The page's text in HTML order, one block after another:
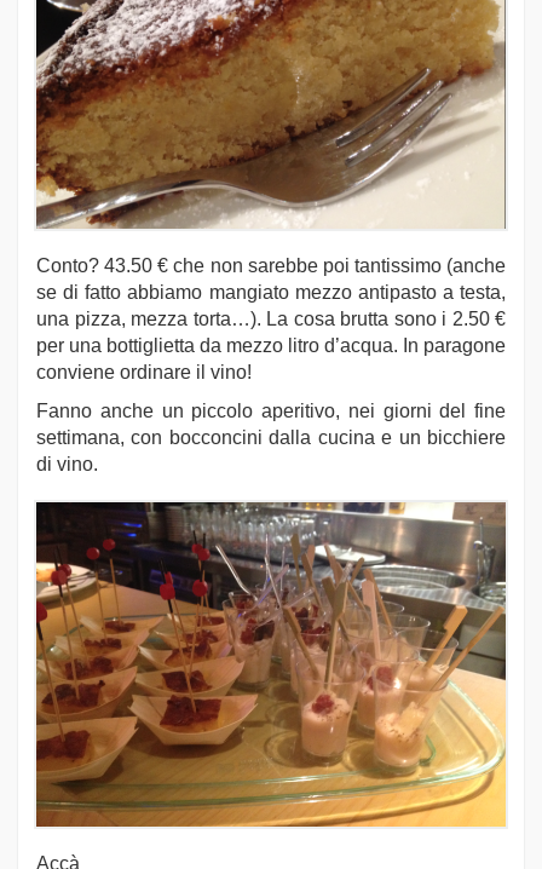
Conto? 43.50 € che non sarebbe poi tantissimo (anche
se di fatto abbiamo mangiato mezzo antipasto a testa,
una pizza, mezza torta…). La cosa brutta sono i 2.50 €
per una bottiglietta da mezzo litro d’acqua. In paragone
conviene ordinare il vino!
Fanno anche un piccolo aperitivo, nei giorni del fine
settimana, con bocconcini dalla cucina e un bicchiere
di vino.
Accà